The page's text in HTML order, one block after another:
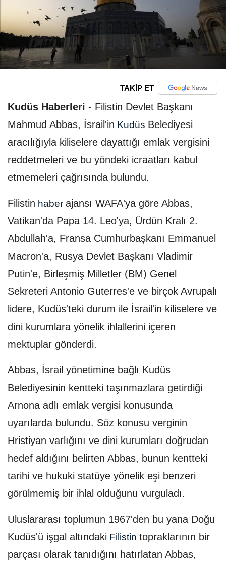
TAKİP ET
Kudüs Haberleri - Filistin Devlet Başkanı
Mahmud Abbas, İsrail'in Kudüs Belediyesi
aracılığıyla kiliselere dayattığı emlak vergisini
reddetmeleri ve bu yöndeki icraatları kabul
etmemeleri çağrısında bulundu.
Filistin haber ajansı WAFA'ya göre Abbas,
Vatikan'da Papa 14. Leo'ya, Ürdün Kralı 2.
Abdullah'a, Fransa Cumhurbaşkanı Emmanuel
Macron'a, Rusya Devlet Başkanı Vladimir
Putin'e, Birleşmiş Milletler (BM) Genel
Sekreteri Antonio Guterres'e ve birçok Avrupalı
lidere, Kudüs'teki durum ile İsrail'in kiliselere ve
dini kurumlara yönelik ihlallerini içeren
mektuplar gönderdi.
Abbas, İsrail yönetimine bağlı Kudüs
Belediyesinin kentteki taşınmazlara getirdiği
Arnona adlı emlak vergisi konusunda
uyarılarda bulundu. Söz konusu verginin
Hristiyan varlığını ve dini kurumları doğrudan
hedef aldığını belirten Abbas, bunun kentteki
tarihi ve hukuki statüye yönelik eşi benzeri
görülmemiş bir ihlal olduğunu vurguladı.
Uluslararası toplumun 1967'den bu yana Doğu
Kudüs'ü işgal altındaki Filistin topraklarının bir
parçası olarak tanıdığını hatırlatan Abbas,